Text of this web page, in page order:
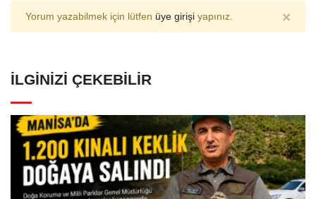
Yorum yazabilmek için lütfen üye girişi yapınız. ×
İLGINIZI ÇEKEBILIR